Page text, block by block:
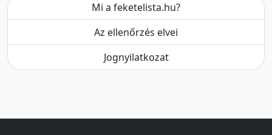
Mi a feketelista.hu?
Az ellenőrzés elvei
Jognyilatkozat